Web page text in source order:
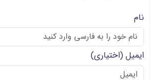
نام
ایمیل(اختیاری)